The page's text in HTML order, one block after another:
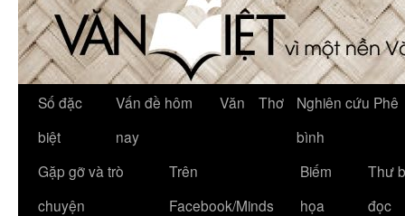
Số đặc
biệt
Vấn đề hôm
nay
Văn Thơ
Nghiên cứu Phê
bình
Gặp gỡ và trò
chuyện
Trên
Facebook/Minds
Biếm
họa
Thư
đọc